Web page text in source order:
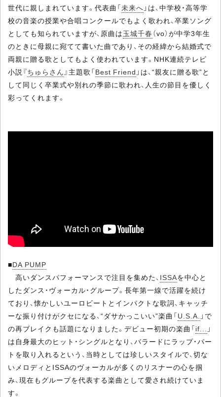
世代に親しまれています。代表曲「未来へ 」は、中学校・高等学
校の音楽の授業や合唱コンクールでもよく歌われ、卒業ソング
としても知られていますが、原曲は玉城千春 （vo）が中学3年生
のときに母親に宛てて書いた曲であり、その経緯から結婚式で
両親に贈る歌としてもよく使われています。NHK連続テレビ
小説『ちゅらさん』主題歌「Best Friend 」は、“親友に贈る歌”と
して同じく卒業式や別れの季節に歌われ、人生の節目を優しく
彩ってくれます。
■DA PUMP
高いダンスパフォーマンスで注目を集めた、 ISSAを中心と
したダンス・ヴォーカル・グループ。長年第一線で活躍を続け
ており、懐かしいユーロビートとインパクトな歌詞、キャッチ
ーな振り付けがクセになる、“ダサかっこいい”楽曲「U.S.A. 」で
の再ブレイクも話題になりました。デビュー初期の楽曲「if... 」
は自身最大のヒット・シングルとなり、バラードにラップ・パー
トを取り入れるという、当時としては珍しいスタイルで、切な
いメロディとISSAのヴォーカルが多くのリスナーの心を掴
み、現在もグループを代表する楽曲として愛され続けていま
す。